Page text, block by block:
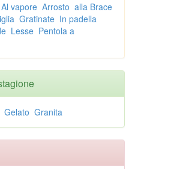
Al vapore Arrosto alla Brace
Gratinate In padella
Lesse Pentola a
Gelato Granita